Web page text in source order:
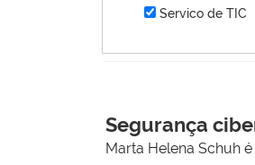
Servico de TIC
Segurança
Marta Helena Schuh